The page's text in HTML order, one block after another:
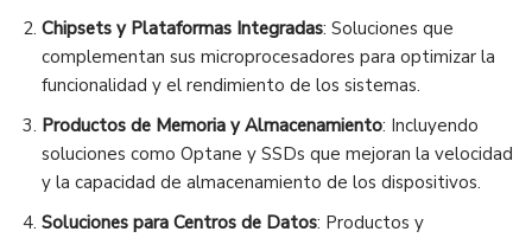
Chipsets y Plataformas Integradas: Soluciones que
complementan sus microprocesadores para optimizar la
funcionalidad y el rendimiento de los sistemas.
Productos de Memoria y Almacenamiento: Incluyendo
soluciones como Optane y SSDs que mejoran la velocidad
y la capacidad de almacenamiento de los dispositivos.
Soluciones para Centros de Datos: Productos y